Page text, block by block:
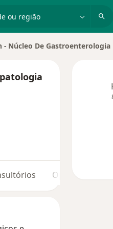
cidade
- Núcleo De
Opiniões